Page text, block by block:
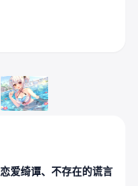
恋爱绮谭、不存在的谎言